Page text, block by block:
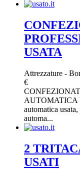
USATA
Attrezzature -
€
AUTOMATICA
automatica
automa...
2
USATI